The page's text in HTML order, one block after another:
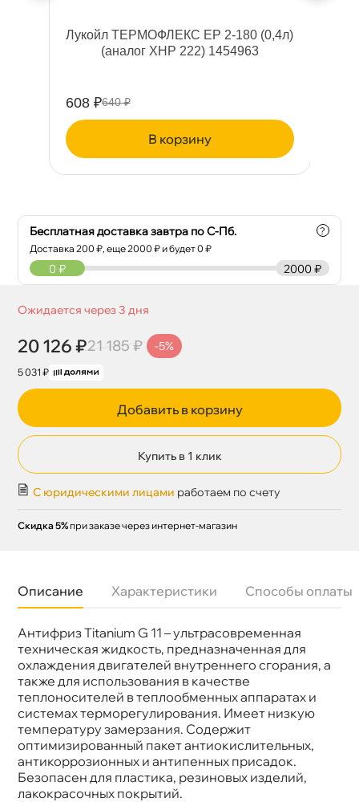
Лукойл ТЕРМОФЛЕКС ЕР 2-180 (0,4л)
(аналог XHP 222) 1454963
608 ₽640 ₽
корзину
Бесплатная доставка завтра по С-Пб.
Доставка200 ₽, еще2000 ₽ и будет 0 ₽
?
2000 ₽
0 ₽
Ожидается через 3 дня
20 126 ₽21 185 ₽ -5%
5 031 ₽
Добавить в корзину
Купить в 1 клик
С юридическими лицами работаем по счету
Скидка 5% при заказе через интернет-магазин
Описание Характеристики Способы оплаты
Антифриз Titanium G 11 – ультрасовременная
техническая жидкость, предназначенная для
охлаждения двигателей внутреннего сгорания, а
также для использования в качестве
теплоносителей в теплообменных аппаратах и
системах терморегулирования. Имеет низкую
температуру замерзания. Содержит
оптимизированный пакет антиокислительных,
антикоррозионных и антипенных присадок.
Безопасен для пластика, резиновых изделий,
лакокрасочных покрытий.
Назначение
Система охлаждения
Цвет
Зелёный
Объем
215к